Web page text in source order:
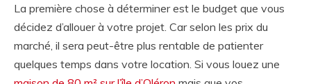
La première chose à déterminer est le budget que vous
décidez d’allouer à votre projet. Car selon les prix du
marché, il sera peut-être plus rentable de patienter
quelques temps dans votre location. Si vous louez une